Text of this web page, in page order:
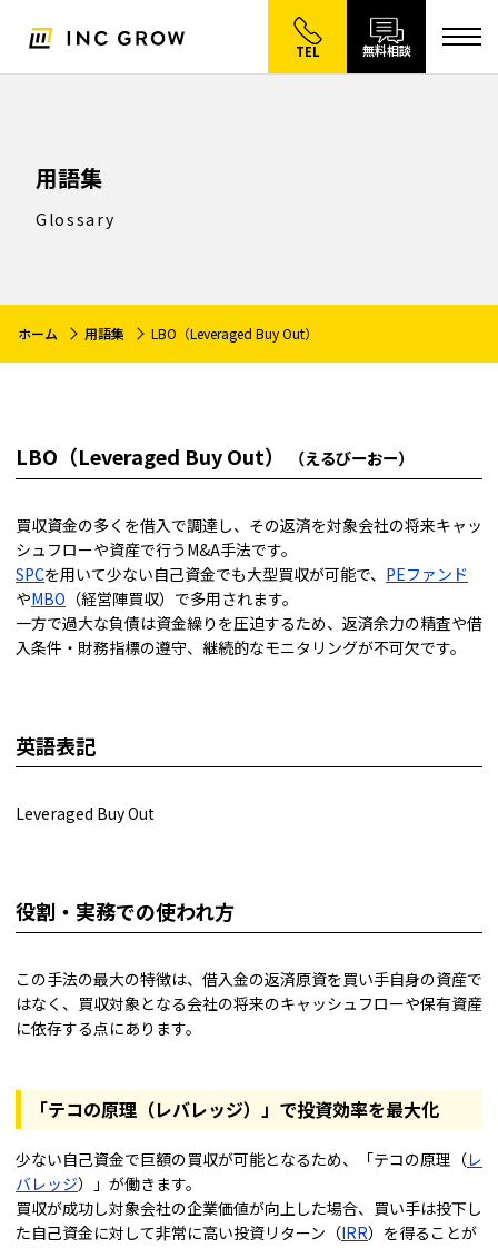
TEL 無料相談
用語集
Glossary
ホーム 用語集 LBO（Leveraged Buy Out）
LBO（Leveraged Buy Out） （えるびーおー）
買収資金の多くを借入で調達し、その返済を対象会社の将来キャッ
シュフローや資産で行うM&A手法です。
SPCを用いて少ない自己資金でも大型買収が可能で、 PEファンド
やMBO （経営陣買収）で多用されます。
一方で過大な負債は資金繰りを圧迫するため、返済余力の精査や借
入条件・財務指標の遵守、継続的なモニタリングが不可欠です。
英語表記
Leveraged Buy Out
役割・実務での使われ方
この手法の最大の特徴は、借入金の返済原資を買い手自身の資産で
はなく、買収対象となる会社の将来のキャッシュフローや保有資産
に依存する点にあります。
「テコの原理（レバレッジ）」で投資効率を最大化
少ない自己資金で巨額の買収が可能となるため、「テコの原理（レ
バレッジ）」が働きます。
買収が成功し対象会社の企業価値が向上した場合、買い手は投下し
た自己資金に対して非常に高い投資リターン（IRR）を得ることが